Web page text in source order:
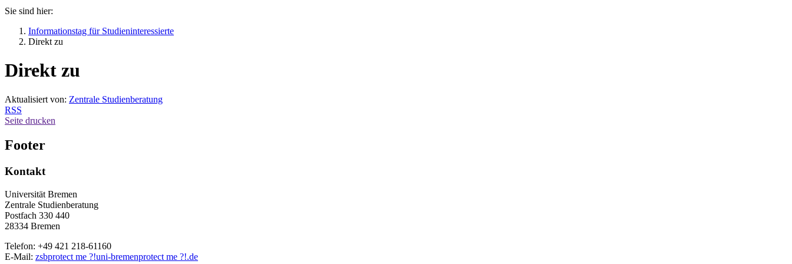
Sie sind hier:
Informationstag für Studieninteressierte
Direkt zu
Direkt zu
Aktualisiert von: Zentrale Studienberatung
RSS
Seite drucken
Footer
Kontakt
Universität Bremen
Zentrale Studienberatung
Postfach 330 440
28334 Bremen
Telefon: +49 421 218-61160
E-Mail: zsbprotect me ?!uni-bremenprotect me ?!.de